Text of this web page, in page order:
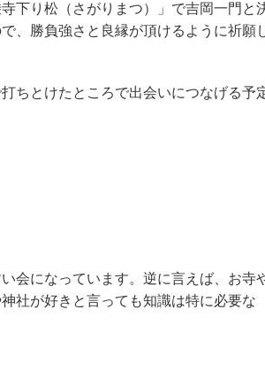
下り松（さがりまつ）」で吉岡一門と
、勝負強さと良縁が頂けるように祈願
ちとけたところで出会いにつなげる予
会になっています。逆に言えば、お寺
社が好きと言っても知識は特に必要な